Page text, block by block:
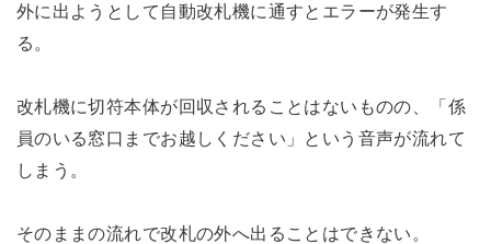
外に出ようとして自動改札機に通すとエラーが発生す
る。
改札機に切符本体が回収されることはないものの、「係
員のいる窓口までお越しください」という音声が流れて
しまう。
そのままの流れで改札の外へ出ることはできない。